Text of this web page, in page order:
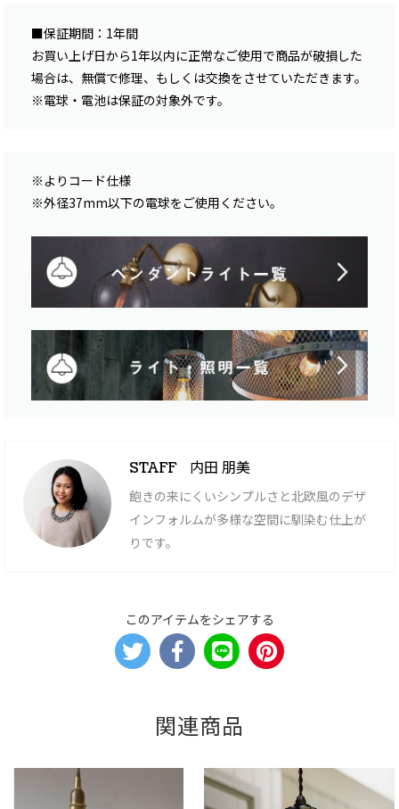
■保証期間：1年間
お買い上げ日から1年以内に正常なご使用で商品が破損した
場合は、無償で修理、もしくは交換をさせていただきます。
※電球・電池は保証の対象外です。
※よりコード仕様
※外径37mm以下の電球をご使用ください。
STAFF 内田 朋美
飽きの来にくいシンプルさと北欧風のデザ
インフォルムが多様な空間に馴染む仕上が
りです。
このアイテムをシェアする
関連商品